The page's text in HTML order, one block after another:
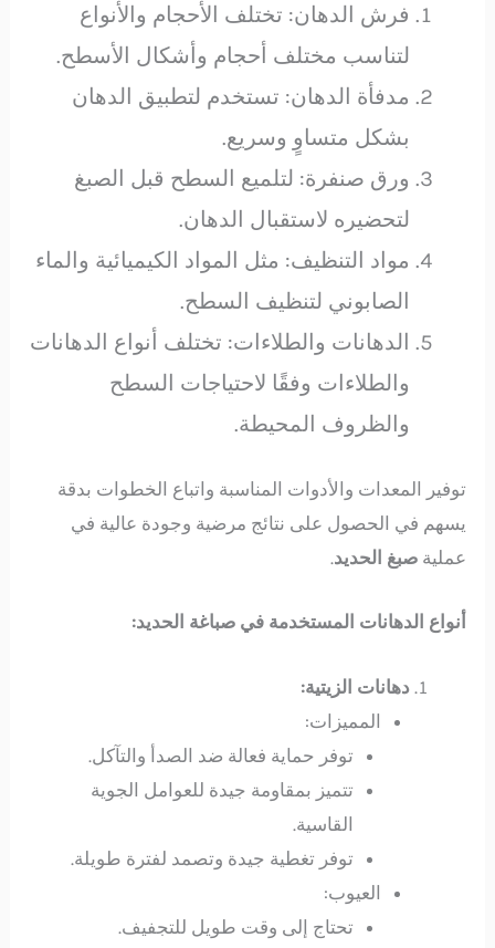
فرش الدهان: تختلف الأحجام والأنواع
لتناسب مختلف أحجام وأشكال الأسطح.
مدفأة الدهان: تستخدم لتطبيق الدهان
بشكل متساوٍ وسريع.
ورق صنفرة: لتلميع السطح قبل الصبغ
لتحضيره لاستقبال الدهان.
مواد التنظيف: مثل المواد الكيميائية والماء
الصابوني لتنظيف السطح.
الدهانات والطلاءات: تختلف أنواع الدهانات
والطلاءات وفقًا لاحتياجات السطح
والظروف المحيطة.
توفير المعدات والأدوات المناسبة واتباع الخطوات بدقة
يسهم في الحصول على نتائج مرضية وجودة عالية في
عمليةصبغ الحديد.
أنواع الدهانات المستخدمة في صباغة الحديد:
دهانات الزيتية:
المميزات:
توفر حماية فعالة ضد الصدأ والتآكل.
تتميز بمقاومة جيدة للعوامل الجوية
القاسية.
توفر تغطية جيدة وتصمد لفترة طويلة.
العيوب:
تحتاج إلى وقت طويل للتجفيف.